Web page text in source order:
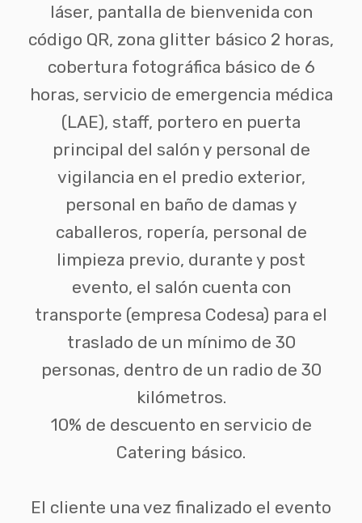
láser, pantalla de bienvenida con
código QR, zona glitter básico 2 horas,
cobertura fotográfica básico de 6
horas, servicio de emergencia médica
(LAE), staff, portero en puerta
principal del salón y personal de
vigilancia en el predio exterior,
personal en baño de damas y
caballeros, ropería, personal de
limpieza previo, durante y post
evento, el salón cuenta con
transporte (empresa Codesa) para el
traslado de un mínimo de 30
personas, dentro de un radio de 30
kilómetros.
10% de descuento en servicio de
Catering básico.
El cliente una vez finalizado el evento